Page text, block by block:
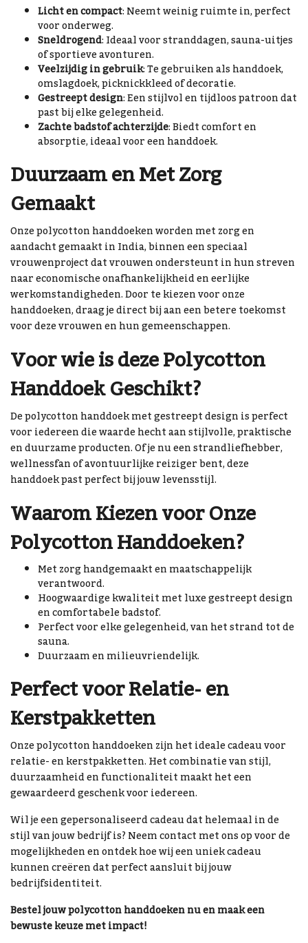
Licht en compact: Neemt weinig ruimte in, perfect
voor onderweg.
Sneldrogend: Ideaal voor stranddagen, sauna-uitjes
of sportieve avonturen.
Veelzijdig in gebruik: Te gebruiken als handdoek,
omslagdoek, picknickkleed of decoratie.
Gestreept design: Een stijlvol en tijdloos patroon dat
past bij elke gelegenheid.
Zachte badstof achterzijde: Biedt comfort en
absorptie, ideaal voor een handdoek.
Duurzaam en Met Zorg
Gemaakt
Onze polycotton handdoeken worden met zorg en
aandacht gemaakt in India, binnen een speciaal
vrouwenproject dat vrouwen ondersteunt in hun streven
naar economische onafhankelijkheid en eerlijke
werkomstandigheden. Door te kiezen voor onze
handdoeken, draag je direct bij aan een betere toekomst
voor deze vrouwen en hun gemeenschappen.
Voor wie is deze Polycotton
Handdoek Geschikt?
De polycotton handdoek met gestreept design is perfect
voor iedereen die waarde hecht aan stijlvolle, praktische
en duurzame producten. Of je nu een strandliefhebber,
wellnessfan of avontuurlijke reiziger bent, deze
handdoek past perfect bij jouw levensstijl.
Waarom Kiezen voor Onze
Polycotton Handdoeken?
Met zorg handgemaakt en maatschappelijk
verantwoord.
Hoogwaardige kwaliteit met luxe gestreept design
en comfortabele badstof.
Perfect voor elke gelegenheid, van het strand tot de
sauna.
Duurzaam en milieuvriendelijk.
Perfect voor Relatie- en
Kerstpakketten
Onze polycotton handdoeken zijn het ideale cadeau voor
relatie- en kerstpakketten. Het combinatie van stijl,
duurzaamheid en functionaliteit maakt het een
gewaardeerd geschenk voor iedereen.
Wil je een gepersonaliseerd cadeau dat helemaal in de
stijl van jouw bedrijf is? Neem contact met ons op voor de
mogelijkheden en ontdek hoe wij een uniek cadeau
kunnen creëren dat perfect aansluit bij jouw
bedrijfsidentiteit.
Bestel jouw polycotton handdoeken nu en maak een
bewuste keuze met impact!